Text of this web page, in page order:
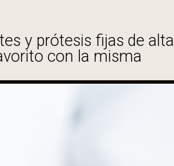
y prótesis fijas de alta
con la misma